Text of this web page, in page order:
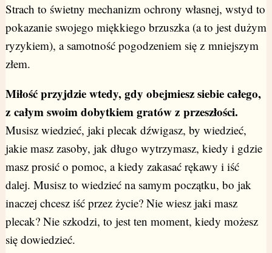
Strach to świetny mechanizm ochrony własnej, wstyd to
pokazanie swojego miękkiego brzuszka (a to jest dużym
ryzykiem), a samotność pogodzeniem się z mniejszym
złem.
Miłość przyjdzie wtedy, gdy obejmiesz siebie całego,
z całym swoim dobytkiem gratów z przeszłości.
Musisz wiedzieć, jaki plecak dźwigasz, by wiedzieć,
jakie masz zasoby, jak długo wytrzymasz, kiedy i gdzie
masz prosić o pomoc, a kiedy zakasać rękawy i iść
dalej. Musisz to wiedzieć na samym początku, bo jak
inaczej chcesz iść przez życie? Nie wiesz jaki masz
plecak? Nie szkodzi, to jest ten moment, kiedy możesz
się dowiedzieć.